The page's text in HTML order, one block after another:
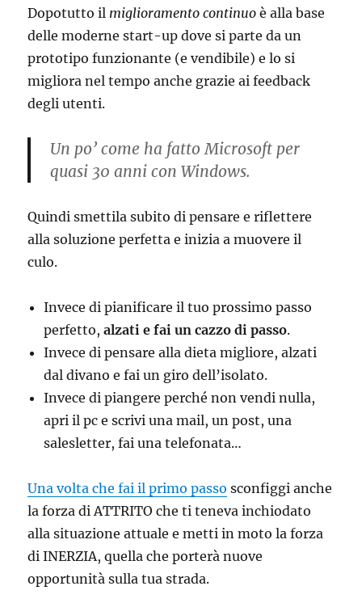
Dopotutto il miglioramento continuo è alla base
delle moderne start-up dove si parte da un
prototipo funzionante (e vendibile) e lo si
migliora nel tempo anche grazie ai feedback
degli utenti.
Un po’ come ha fatto Microsoft per
quasi 30 anni con Windows.
Quindi smettila subito di pensare e riflettere
alla soluzione perfetta e inizia a muovere il
culo.
Invece di pianificare il tuo prossimo passo
perfetto,alzati e fai un cazzo di passo.
Invece di pensare alla dieta migliore, alzati
dal divano e fai un giro dell’isolato.
Invece di piangere perché non vendi nulla,
apri il pc e scrivi una mail, un post, una
salesletter, fai una telefonata…
Una volta che fai il primo passo sconfiggi anche
la forza di ATTRITO che ti teneva inchiodato
alla situazione attuale e metti in moto la forza
di INERZIA, quella che porterà nuove
opportunità sulla tua strada.